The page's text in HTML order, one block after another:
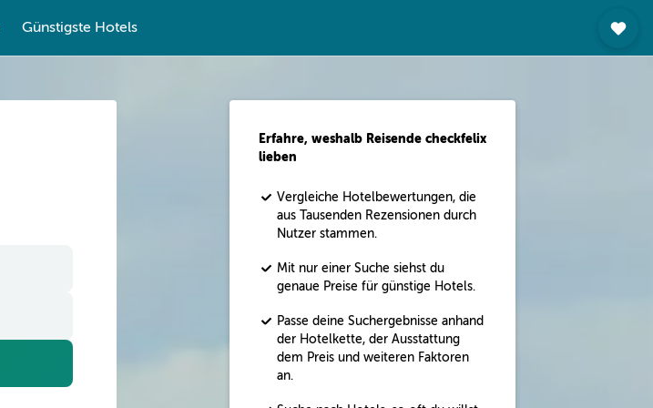
Günstigste Hotels
Erfahre, weshalb Reisende checkfelix
lieben
Vergleiche Hotelbewertungen, die
aus Tausenden Rezensionen durch
Nutzer stammen.
Mit nur einer Suche siehst du
genaue Preise für günstige Hotels.
Passe deine Suchergebnisse anhand
der Hotelkette, der Ausstattung
dem Preis und weiteren Faktoren
an.